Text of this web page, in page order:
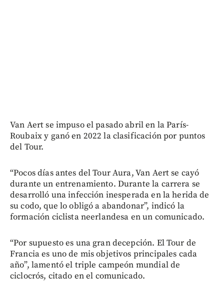
Van Aert se impuso el pasado abril en la París-
Roubaix y ganó en 2022 la clasificación por puntos
del Tour.
“Pocos días antes del Tour Aura, Van Aert se cayó
durante un entrenamiento. Durante la carrera se
desarrolló una infección inesperada en la herida de
su codo, que lo obligó a abandonar”, indicó la
formación ciclista neerlandesa en un comunicado.
“Por supuesto es una gran decepción. El Tour de
Francia es uno de mis objetivos principales cada
año”, lamentó el triple campeón mundial de
ciclocrós, citado en el comunicado.